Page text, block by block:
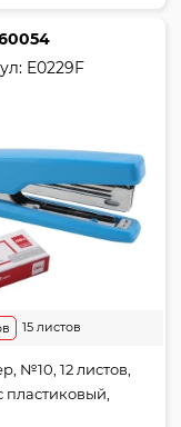
E0229F
15 листов
№10, 12 листов,
пластиковый,